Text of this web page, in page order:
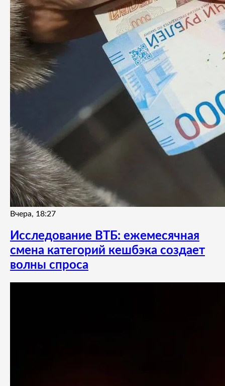
Вчера, 18:27
Исследование ВТБ: ежемесячная
смена категорий кешбэка создает
волны спроса